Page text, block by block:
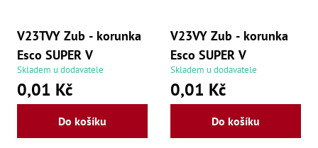
V23TVY Zub - korunka
Esco SUPER V
Skladem u dodavatele
0,01 Kč
Do košíku
V23VY Zub - korunka
Esco SUPER V
Skladem u dodavatele
0,01 Kč
Do košíku